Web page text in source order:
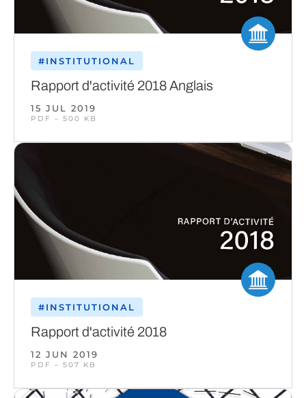
#INSTITUTIONAL
Rapport d'activité 2018 Anglais
15 JUL 2019
PDF – 500 KB
#INSTITUTIONAL
Rapport d'activité 2018
12 JUN 2019
PDF – 507 KB